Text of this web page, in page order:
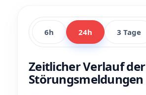
6h 24h 3 Tage
Zeitlicher Verlauf der
Störungsmeldungen